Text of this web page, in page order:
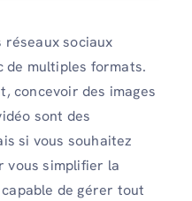
sociaux
de multiples formats.
concevoir des images
sont des
si vous souhaitez
vous simplifier la
de gérer tout